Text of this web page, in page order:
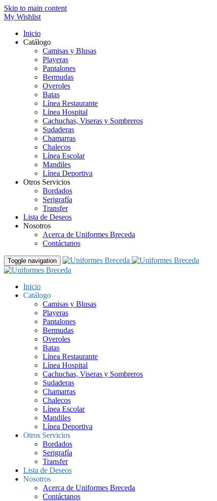
Skip to main content
My Wishlist
Inicio
Catálogo
Camisas y Blusas
Playeras
Pantalones
Bermudas
Overoles
Batas
Línea Restaurante
Línea Hospital
Cachuchas, Viseras y Sombreros
Sudaderas
Chamarras
Chalecos
Línea Escolar
Mandiles
Línea Deportiva
Otros Servicios
Bordados
Serigrafía
Transfer
Lista de Deseos
Nosotros
Acerca de Uniformes Breceda
Contáctanos
Toggle navigation
Inicio
Catálogo
Camisas y Blusas
Playeras
Pantalones
Bermudas
Overoles
Batas
Línea Restaurante
Línea Hospital
Cachuchas, Viseras y Sombreros
Sudaderas
Chamarras
Chalecos
Línea Escolar
Mandiles
Línea Deportiva
Otros Servicios
Bordados
Serigrafía
Transfer
Lista de Deseos
Nosotros
Acerca de Uniformes Breceda
Contáctanos